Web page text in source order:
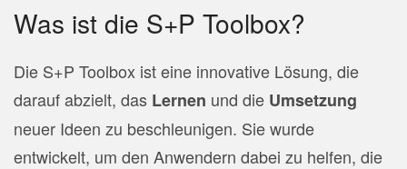
Was ist die S+P Toolbox?
Die S+P Toolbox ist eine innovative Lösung, die
darauf abzielt, das Lernen und die Umsetzung
neuer Ideen zu beschleunigen. Sie wurde
entwickelt, um den Anwendern dabei zu helfen, die